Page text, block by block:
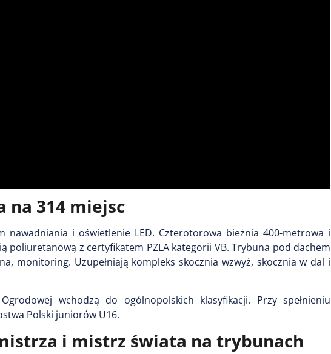
314 miejsc
nawadniania i oświetlenie LED. Czterotorowa bieżnia 400-metrowa i
z certyfikatem PZLA kategorii VB. Trybuna pod dachem
monitoring. Uzupełniają kompleks skocznia wzwyż, skocznia w dal i
wchodzą do ogólnopolskich klasyfikacji. Przy spełnieniu
Polski juniorów U16.
i mistrz świata na trybunach